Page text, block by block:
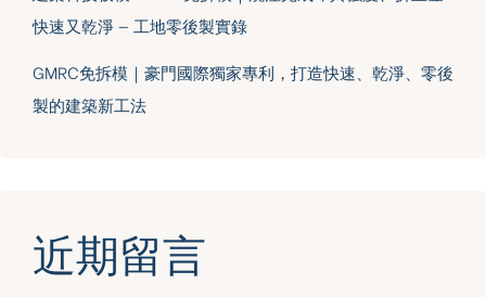
快速又乾淨 — 工地零後製實錄
GMRC免拆模｜豪門國際獨家專利，打造快速、乾淨、零後
製的建築新工法
近期留言